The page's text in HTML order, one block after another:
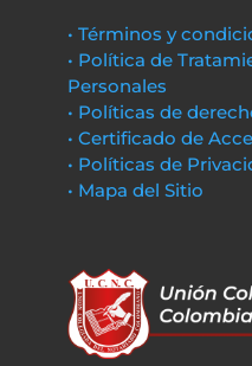
• Términos y
• Política de
Personales
• Políticas de
• Certificado de
• Políticas de
• Mapa del Sitio